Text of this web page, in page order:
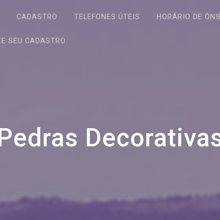
CADASTRO TELEFONES ÚTEIS HORÁRIO DE
SEU CADASTRO